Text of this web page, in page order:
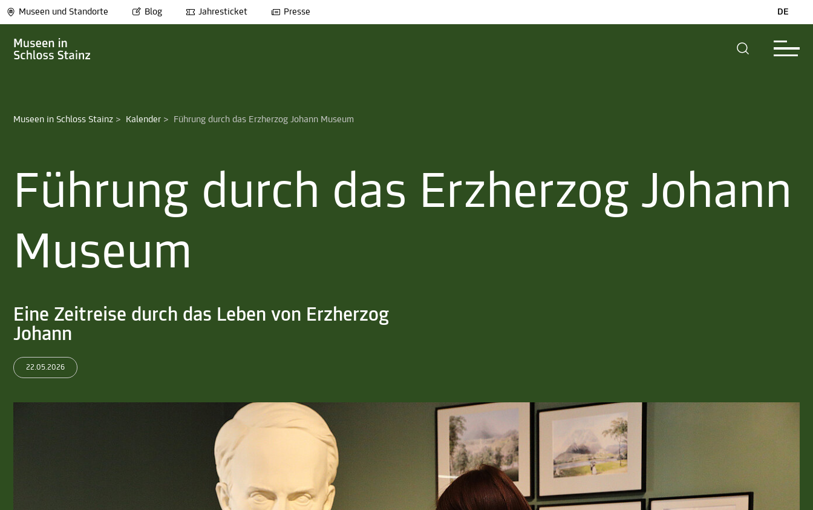
Museen und Standorte Blog Jahresticket Presse DE
Museen in Schloss Stainz > Kalender > Führung durch das Erzherzog Johann Museum
Führung durch das Erzherzog Johann
Museum
Eine Zeitreise durch das Leben von Erzherzog
Johann
22.05.2026